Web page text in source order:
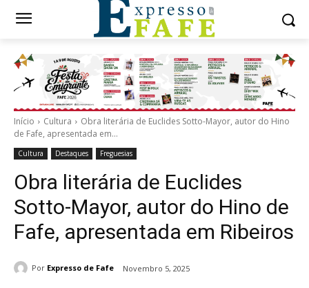
Início Cultura
Obra literária de Euclides Sotto-Mayor, autor do Hino
de Fafe, apresentada em...
Cultura Destaques Freguesias
Obra literária de Euclides
Sotto-Mayor, autor do Hino de
Fafe, apresentada em Ribeiros
Por Expresso de Fafe Novembro 5, 2025